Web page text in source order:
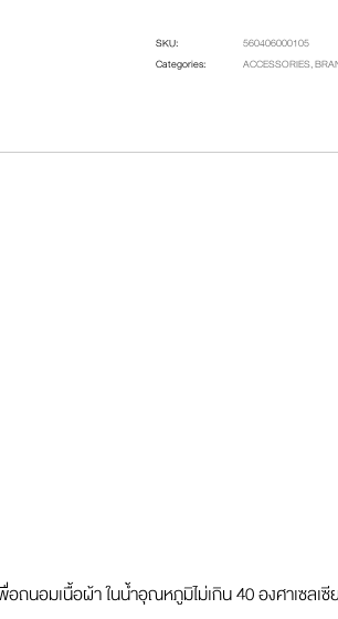
SKU:
560406000105
Categories:
ACCESSORIES,
ถนอมเนื้อผ้า ในน้ำอุณหภูมิไม่เกิน 40 องศาเซลเ